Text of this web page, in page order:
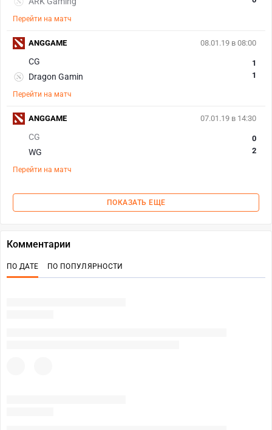
Перейти на матч
08.01.19 в 08:00
CG
Dragon Gamin
1
1
Перейти на матч
ANGGAME
07.01.19 в 14:30
CG
WG
0
2
Перейти на матч
ANGGAME
ПОКАЗАТЬ ЕЩЕ
Комментарии
ПО ДАТЕ ПО ПОПУЛЯРНОСТИ